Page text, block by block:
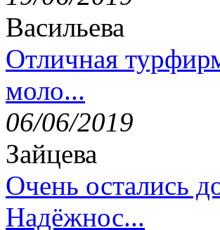
Васильева
Отличная
моло...
06/06/2019
Зайцева
Очень остались
Надёжнос...